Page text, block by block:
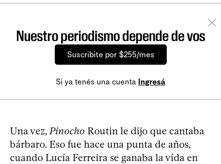
Nuestro periodismo depende de vos
Suscribite por $255/mes
Si ya tenés una cuenta Ingresá
Una vez, Pinocho Routin le dijo que cantaba
bárbaro. Eso fue hace una punta de años,
cuando Lucía Ferreira se ganaba la vida en